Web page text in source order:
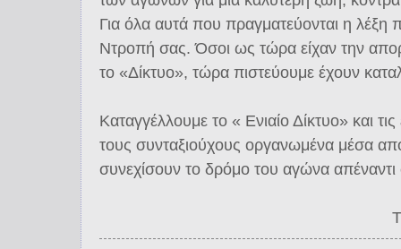
Για όλα αυτά που πραγματεύονται η λέξη
Ντροπή σας. Όσοι ως τώρα είχαν την
το «Δίκτυο», τώρα πιστεύουμε έχουν
Καταγγέλλουμε το « Ενιαίο Δίκτυο» και
τους συνταξιούχους οργανωμένα μέσα
συνεχίσουν το δρόμο του αγώνα